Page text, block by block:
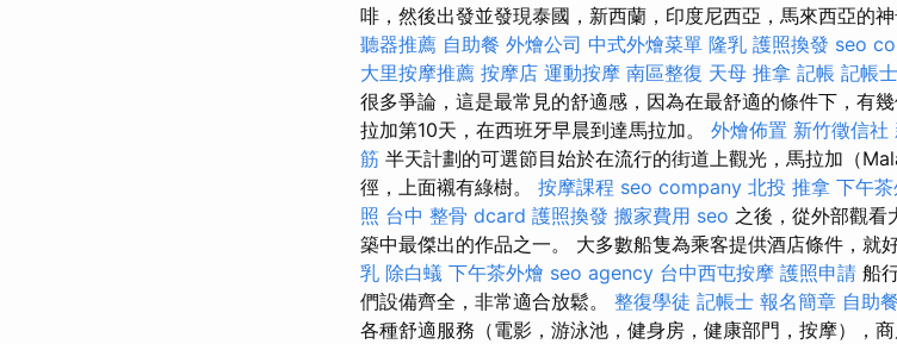
啡，然後出發並發現泰國，新西蘭，印度尼西亞，馬來西亞的
聽器推薦 自助餐 外燴公司 中式外燴菜單 隆乳 護照換發 seo
大里按摩推薦 按摩店 運動按摩 南區整復 天母 推拿 記帳 記帳
很多爭論，這是最常見的舒適感，因為在最舒適的條件下，有
拉加第10天，在西班牙早晨到達馬拉加。 外燴佈置 新竹徵信社
筋 半天計劃的可選節目始於在流行的街道上觀光，馬拉加（
徑，上面襯有綠樹。 按摩課程 seo company 北投 推拿 下午
照 台中 整骨 dcard 護照換發 搬家費用 seo 之後，從外部觀看
築中最傑出的作品之一。 大多數船隻為乘客提供酒店條件，就
乳 除白蟻 下午茶外燴 seo agency 台中西屯按摩 護照申請 船
們設備齊全，非常適合放鬆。 整復學徒 記帳士 報名簡章 自助
各種舒適服務（電影，游泳池，健身房，健康部門，按摩），